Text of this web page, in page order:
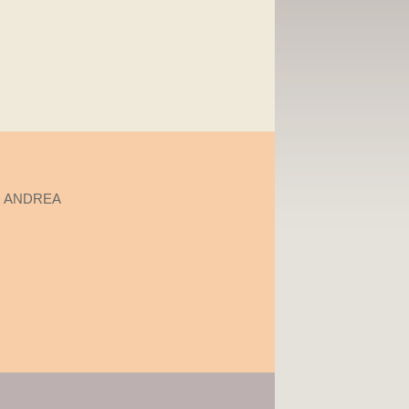
ANDREA